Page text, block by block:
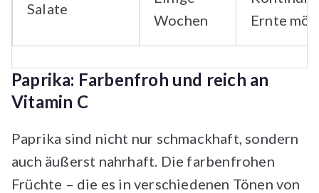
Salate
Wochen
Ernte
Paprika: Farbenfroh und reich an
Vitamin C
Paprika sind nicht nur schmackhaft, sondern
auch äußerst nahrhaft. Die farbenfrohen
Früchte – die es in verschiedenen Tönen von